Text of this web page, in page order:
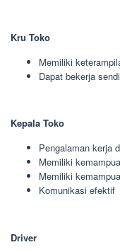
Kru Toko
Memiliki
Dapat bekerja
Kepala Toko
Pengalaman kerja
Memiliki
Memiliki
Komunikasi efektif
Driver